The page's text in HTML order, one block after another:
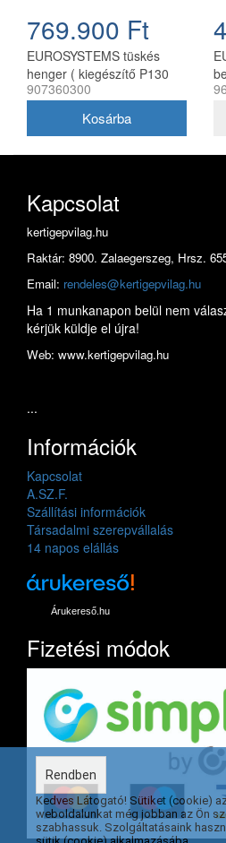
769.900 Ft
EUROSYSTEMS tüskés
henger ( kiegészítő P130
modellhez, 1 pár )
907360300
Kapcsolat
kertigepvilag.hu
Raktár: 8900. Zalaegerszeg, Hrsz.
Email: rendeles@kertigepvilag.hu
Ha 1 munkanapon belül nem
kérjük küldje el újra!
Web: www.kertigepvilag.hu
...
Információk
Kapcsolat
A.SZ.F.
Szállítási információk
Társadalmi szerepvállalás
14 napos elállás
Árukereső.hu
Fizetési módok
Rendben
Kedves Látogató! Sütiket (cookie)
weboldalunkat még jobban az Ön
szabhassuk. Szolgáltatásaink